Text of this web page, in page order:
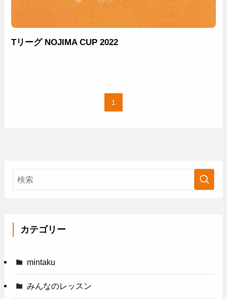
Tリーグ NOJIMA CUP 2022
1
カテゴリー
mintaku
みんなのレッスン